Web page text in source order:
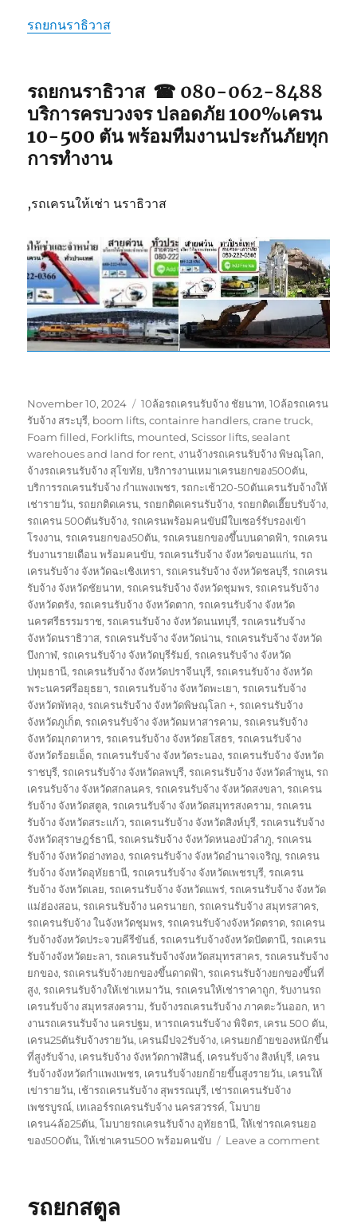
รถยกนราธิวาส
รถยกนราธิวาส ☎ 080-062-8488
บริการครบวงจร ปลอดภัย 100%เครน
10-500 ตัน พร้อมทีมงานประกันภัยทุก
การทำงาน
,รถเครนให้เช่า นราธิวาส
Posted
on
November 10, 2024 Tags
10ล้อรถเครนรับจ้าง ชัยนาท,10ล้อรถเครน
รับจ้าง สระบุรี, boom lifts,containre handlers,crane truck,
Foam filled, Forklifts, mounted,Scissor lifts,sealant
warehoues and land for rent, งานจ้างรถเครนรับจ้าง พิษณุโลก,
จ้างรถเครนรับจ้าง สุโขทัย,บริการงานเหมาเครนยกของ500ตัน,
บริการรถเครนรับจ้าง กำแพงเพชร,รถกะเช้า20-50ตันเครนรับจ้างให้
เช่ารายวัน,รถยกติดเครน,รถยกติดเครนรับจ้าง,รถยกติดเฮี๊ยบรับจ้าง,
รถเครน 500ตันรับจ้าง,รถเครนพร้อมคนขับมีใบเซอร์รับรองเข้า
โรงงาน,รถเครนยกของ50ตัน,รถเครนยกของขึ้นบนดาดฟ้า,รถเครน
รับงานรายเดือน พร้อมคนขับ,รถเครนรับจ้าง จังหวัดขอนแก่น,รถ
เครนรับจ้าง จังหวัดฉะเชิงเทรา,รถเครนรับจ้าง จังหวัดชลบุรี,รถเครน
รับจ้าง จังหวัดชัยนาท,รถเครนรับจ้าง จังหวัดชุมพร,รถเครนรับจ้าง
จังหวัดตรัง,รถเครนรับจ้าง จังหวัดตาก,รถเครนรับจ้าง จังหวัด
นครศรีธรรมราช,รถเครนรับจ้าง จังหวัดนนทบุรี,รถเครนรับจ้าง
จังหวัดนราธิวาส,รถเครนรับจ้าง จังหวัดน่าน,รถเครนรับจ้าง จังหวัด
บึงกาฬ,รถเครนรับจ้าง จังหวัดบุรีรัมย์,รถเครนรับจ้าง จังหวัด
ปทุมธานี,รถเครนรับจ้าง จังหวัดปราจีนบุรี,รถเครนรับจ้าง จังหวัด
พระนครศรีอยุธยา,รถเครนรับจ้าง จังหวัดพะเยา,รถเครนรับจ้าง
จังหวัดพัทลุง,รถเครนรับจ้าง จังหวัดพิษณุโลก +,รถเครนรับจ้าง
จังหวัดภูเก็ต,รถเครนรับจ้าง จังหวัดมหาสารคาม,รถเครนรับจ้าง
จังหวัดมุกดาหาร,รถเครนรับจ้าง จังหวัดยโสธร,รถเครนรับจ้าง
จังหวัดร้อยเอ็ด,รถเครนรับจ้าง จังหวัดระนอง,รถเครนรับจ้าง จังหวัด
ราชบุรี,รถเครนรับจ้าง จังหวัดลพบุรี,รถเครนรับจ้าง จังหวัดลำพูน,รถ
เครนรับจ้าง จังหวัดสกลนคร,รถเครนรับจ้าง จังหวัดสงขลา,รถเครน
รับจ้าง จังหวัดสตูล,รถเครนรับจ้าง จังหวัดสมุทรสงคราม,รถเครน
รับจ้าง จังหวัดสระแก้ว,รถเครนรับจ้าง จังหวัดสิงห์บุรี,รถเครนรับจ้าง
จังหวัดสุราษฎร์ธานี,รถเครนรับจ้าง จังหวัดหนองบัวลำภู,รถเครน
รับจ้าง จังหวัดอ่างทอง,รถเครนรับจ้าง จังหวัดอำนาจเจริญ,รถเครน
รับจ้าง จังหวัดอุทัยธานี,รถเครนรับจ้าง จังหวัดเพชรบุรี,รถเครน
รับจ้าง จังหวัดเลย,รถเครนรับจ้าง จังหวัดแพร่,รถเครนรับจ้าง จังหวัด
แม่ฮ่องสอน,รถเครนรับจ้าง นครนายก,รถเครนรับจ้าง สมุทรสาคร,
รถเครนรับจ้าง ในจังหวัดชุมพร,รถเครนรับจ้างจังหวัดตราด,รถเครน
รับจ้างจังหวัดประจวบคีรีขันธ์,รถเครนรับจ้างจังหวัดปัตตานี,รถเครน
รับจ้างจังหวัดยะลา,รถเครนรับจ้างจังหวัดสมุทรสาคร,รถเครนรับจ้าง
ยกของ,รถเครนรับจ้างยกของขึ้นดาดฟ้า,รถเครนรับจ้างยกของขึ้นที่
สูง,รถเครนรับจ้างให้เช่าเหมาวัน,รถเครนให้เช่าราคาถูก,รับงานรถ
เครนรับจ้าง สมุทรสงคราม,รับจ้างรถเครนรับจ้าง ภาคตะวันออก,หา
งานรถเครนรับจ้าง นครปฐม,หารถเครนรับจ้าง พิจิตร, เครน 500 ตัน,
เครน25ตันรับจ้างรายวัน, เครนมีปจ2รับจ้าง, เครนยกย้ายของหนักขึ้น
ที่สูงรับจ้าง, เครนรับจ้าง จังหวัดกาฬสินธุ์, เครนรับจ้าง สิงห์บุรี, เครน
รับจ้างจังหวัดกำแพงเพชร, เครนรับจ้างยกย้ายขึ้นสูงรายวัน, เครนให้
เข่ารายวัน, เช้ารถเครนรับจ้าง สุพรรณบุรี, เช่ารถเครนรับจ้าง
เพชรบูรณ์, เทเลอร์รถเครนรับจ้าง นครสวรรค์,โมบาย
เครน4ล้อ25ตัน,โมบายรถเครนรับจ้าง อุทัยธานี,ให้เช่ารถเครนยอ
ของ500ตัน,ให้เช่าเครน500 พร้อมคนขับ Leave a commenton
รถยกสตูล